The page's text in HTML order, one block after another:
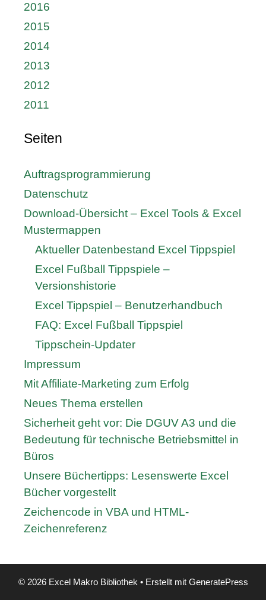
2016
2015
2014
2013
2012
2011
Seiten
Auftragsprogrammierung
Datenschutz
Download-Übersicht – Excel Tools & Excel
Mustermappen
Aktueller Datenbestand Excel Tippspiel
Excel Fußball Tippspiele –
Versionshistorie
Excel Tippspiel – Benutzerhandbuch
FAQ: Excel Fußball Tippspiel
Tippschein-Updater
Impressum
Mit Affiliate-Marketing zum Erfolg
Neues Thema erstellen
Sicherheit geht vor: Die DGUV A3 und die
Bedeutung für technische Betriebsmittel in
Büros
Unsere Büchertipps: Lesenswerte Excel
Bücher vorgestellt
Zeichencode in VBA und HTML-
Zeichenreferenz
© 2026 Excel Makro Bibliothek • Erstellt mit GeneratePress